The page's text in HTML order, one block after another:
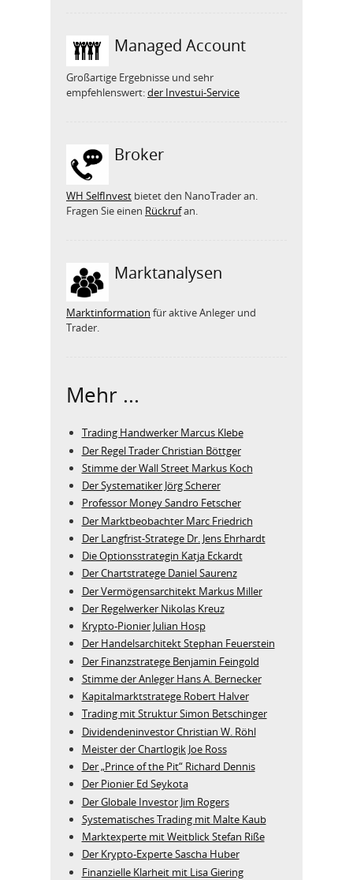
Managed Account
Großartige Ergebnisse und sehr
empfehlenswert:der Investui-Service
Broker
WH SelfInvest bietet den NanoTrader an.
Fragen Sie einen Rückrufan.
Marktanalysen
Marktinformation für aktive Anleger und
Trader.
Mehr ...
Trading Handwerker Marcus Klebe
Der Regel Trader Christian Böttger
Stimme der Wall Street Markus Koch
Der Systematiker Jörg Scherer
Professor Money Sandro Fetscher
Der Marktbeobachter Marc Friedrich
Der Langfrist-Stratege Dr. Jens Ehrhardt
Die Optionsstrategin Katja Eckardt
Der Chartstratege Daniel Saurenz
Der Vermögensarchitekt Markus Miller
Der Regelwerker Nikolas Kreuz
Krypto-Pionier Julian Hosp
Der Handelsarchitekt Stephan Feuerstein
Der Finanzstratege Benjamin Feingold
Stimme der Anleger Hans A. Bernecker
Kapitalmarktstratege Robert Halver
Trading mit Struktur Simon Betschinger
Dividendeninvestor Christian W. Röhl
Meister der Chartlogik Joe Ross
Der „Prince of the Pit“ Richard Dennis
Der Pionier Ed Seykota
Der Globale Investor Jim Rogers
Systematisches Trading mit Malte Kaub
Marktexperte mit Weitblick Stefan Riße
Der Krypto-Experte Sascha Huber
Finanzielle Klarheit mit Lisa Giering